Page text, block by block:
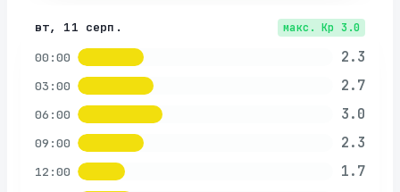
вт, 11 серп. макс. Kp 3.0
00:00 2.3
03:00 2.7
06:00 3.0
09:00 2.3
12:00 1.7